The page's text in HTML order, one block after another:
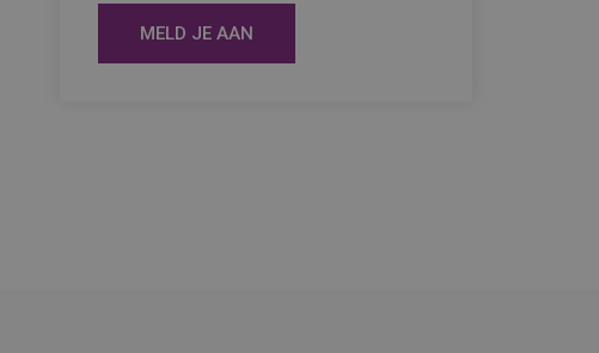
MELD JE AAN